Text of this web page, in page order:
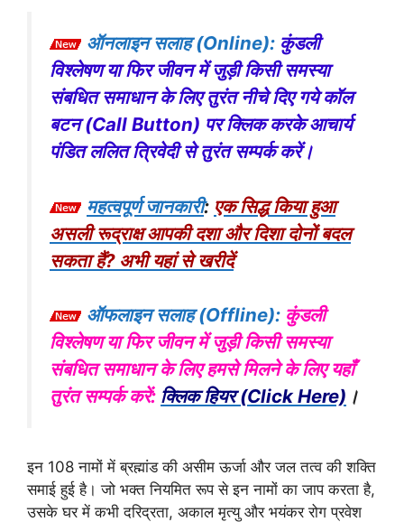
ऑनलाइन सलाह (Online): कुंडली
विश्लेषण या फिर जीवन में जुड़ी किसी समस्या
संबधित समाधान के लिए तुरंत नीचे दिए गये कॉल
बटन (Call Button) पर क्लिक करके आचार्य
पंडित ललित त्रिवेदी से तुरंत सम्पर्क करें।
महत्वपूर्ण जानकारी: एक सिद्ध किया हुआ
असली रूद्राक्ष आपकी दशा और दिशा दोनों बदल
सकता हैं? अभी यहां से खरीदें
ऑफलाइन सलाह (Offline): कुंडली
विश्लेषण या फिर जीवन में जुड़ी किसी समस्या
संबधित समाधान के लिए हमसे मिलने के लिए यहाँ
तुरंत सम्पर्क करें: क्लिक हियर (Click Here) ।
इन 108 नामों में ब्रह्मांड की असीम ऊर्जा और जल तत्व की शक्ति
समाई हुई है। जो भक्त नियमित रूप से इन नामों का जाप करता है,
उसके घर में कभी दरिद्रता, अकाल मृत्यु और भयंकर रोग प्रवेश